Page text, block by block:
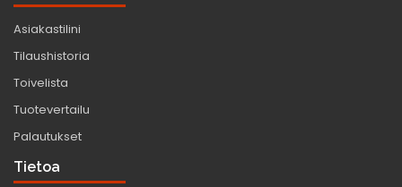
Asiakastilini
Tilaushistoria
Toivelista
Tuotevertailu
Palautukset
Tietoa